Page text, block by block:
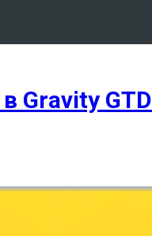
Gravity GTD